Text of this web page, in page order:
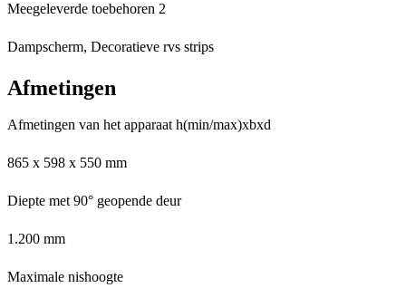
Meegeleverde toebehoren 2
Dampscherm, Decoratieve rvs strips
Afmetingen
Afmetingen van het apparaat h(min/max)xbxd
865 x 598 x 550 mm
Diepte met 90° geopende deur
1.200 mm
Maximale nishoogte